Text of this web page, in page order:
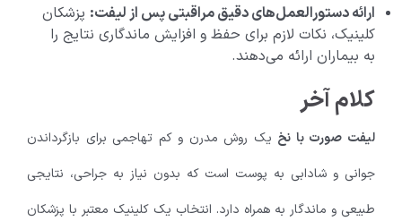
ارائه دستورالعمل‌های دقیق مراقبتی پس از لیفت: پزشکان
کلینیک، نکات لازم برای حفظ و افزایش ماندگاری نتایج را
به بیماران ارائه می‌دهند.
کلام آخر
لیفت صورت با نخ یک روش مدرن و کم تهاجمی برای بازگرداندن
جوانی و شادابی به پوست است که بدون نیاز به جراحی، نتایجی
طبیعی و ماندگار به همراه دارد. انتخاب یک کلینیک معتبر با پزشکان